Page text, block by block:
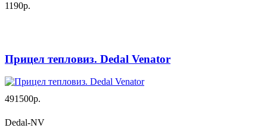
1190р.
Прицел тепловиз. Dedal Venator
491500р.
Dedal-NV